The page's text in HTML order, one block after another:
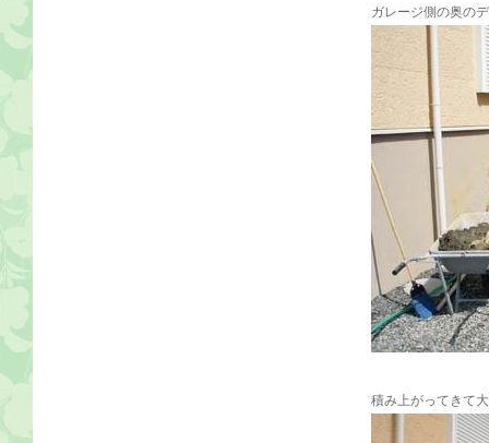
ガレージ側の奥の
積み上がってきて